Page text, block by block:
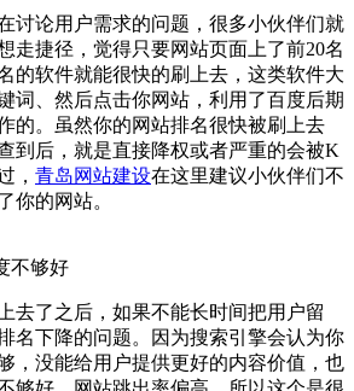
论用户需求的问题，很多小伙伴们就
走捷径，觉得只要网站页面上了前20名
的软件就能很快的刷上去，这类软件大
词、然后点击你网站，利用了百度后期
的。虽然你的网站排名很快被刷上去
到后，就是直接降权或者严重的会被K
， 青岛网站建设在这里建议小伙伴们不
你的网站。
不够好
了之后，如果不能长时间把用户留
名下降的问题。因为搜索引擎会认为你
，没能给用户提供更好的内容价值，也